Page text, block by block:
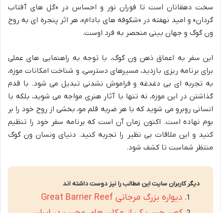
سخت دهقانان است تا فوران نور و احساس در «گل های آفتاب
گردان» و امید نهفته در «شکوفه های بادام»، هر اثر پنجره ای به روح
ون گوگ و جهان بینی منحصر به فرد اوست.
این سفر به اعماق ذهن ون گوگ، با توجه به راهنمایی های عملی
برای برنامه ریزی بازدید، مسیرهای دسترسی، و شناخت امکانات موزه،
به تجربه ای بی دغدغه و فراموش نشدنی تبدیل می شود. با قدم
گذاشتن در این موزه، نه تنها با آثار هنری مواجه می شوید، بلکه با
انسانی روبرو می شوید که با هر ضربه قلم مو، بخشی از روح خود را بر
بوم نهاده است. اکنون زمان آن است که برنامه سفر خود را تنظیم
کنید و این ملاقات بی نظیر را تجربه کنید. دنیای ونسان ون گوگ
منتظر شماست تا کشف شود.
دیگر کاربران سایت این مطالب را نیز دوست داشته اند
دیواره بزرگ مرجانی Great Barrier Reef